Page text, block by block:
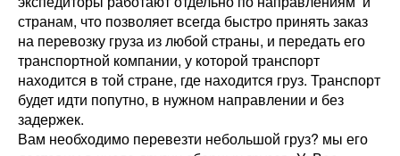
странам, что позволяет всегда быстро принять заказ
на перевозку груза из любой страны, и передать его
транспортной компании, у которой транспорт
находится в той стране, где находится груз. Транспорт
будет идти попутно, в нужном направлении и без
задержек.
Вам необходимо перевезти небольшой груз? мы его